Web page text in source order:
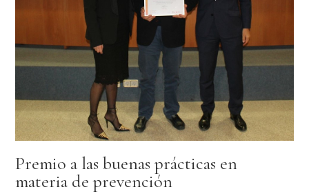
Premio a las buenas prácticas en
materia de prevención